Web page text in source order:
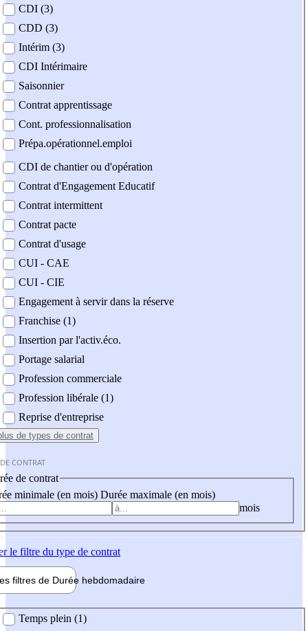
contrat
CDI (3)
CDD (3)
Intérim (3)
CDI Intérimaire
Saisonnier
Contrat apprentissage
Cont. professionnalisation
Prépa.opérationnel.emploi
CDI de chantier ou d'opération
Contrat d'Engagement Educatif
Contrat intermittent
Contrat pacte
Contrat d'usage
CUI - CAE
CUI - CIE
Engagement à servir dans la réserve
Franchise (1)
Insertion par l'activ.éco.
Portage salarial
Profession commerciale
Profession libérale (1)
Reprise d'entreprise
de types de contrat
CONTRAT
de contrat
minimale (en mois) Durée maximale (en mois)
mois
le filtre du type de contrat
filtres de Durée hebdomadaire
Temps plein (1)